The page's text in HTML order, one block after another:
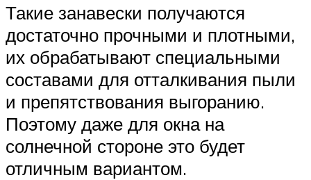
Такие занавески получаются
достаточно прочными и плотными,
их обрабатывают специальными
составами для отталкивания пыли
и препятствования выгоранию.
Поэтому даже для окна на
солнечной стороне это будет
отличным вариантом.